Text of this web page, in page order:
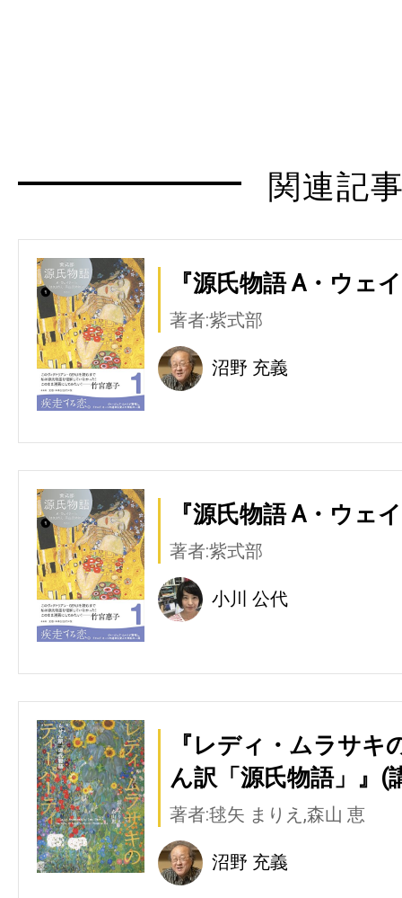
関連記
『源氏物語 A・ウェ
著者:紫式部
沼野 充義
『源氏物語 A・ウェ
著者:紫式部
小川 公代
『レディ・ムラサ
ん訳「源氏物語」』(
著者:毬矢 まりえ,森山 恵
沼野 充義